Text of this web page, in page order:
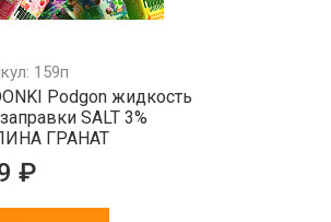
159п
Podgon жидкость
SALT 3%
ГРАНАТ
₽